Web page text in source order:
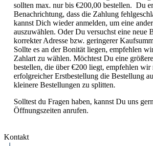
sollten max. nur bis €200,00 bestellen. Du
Benachrichtung, dass die Zahlung
kannst Dich wieder anmelden, um eine
auszuwählen. Oder Du versuchst eine neue
korrekter Adresse bzw. geringerer
Sollte es an der Bonität liegen, empfehlen
Zahlart zu wählen. Möchtest Du eine
bestellen, die über €200 liegt, empfehlen wir
erfolgreicher Erstbestellung die Bestellung
kleinere Bestellungen zu splitten.
Solltest du Fragen haben, kannst Du uns
Öffnungszeiten anrufen.
Kontakt